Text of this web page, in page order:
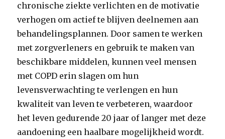
chronische ziekte verlichten en de motivatie
verhogen om actief te blijven deelnemen aan
behandelingsplannen. Door samen te werken
met zorgverleners en gebruik te maken van
beschikbare middelen, kunnen veel mensen
met COPD erin slagen om hun
levensverwachting te verlengen en hun
kwaliteit van leven te verbeteren, waardoor
het leven gedurende 20 jaar of langer met deze
aandoening een haalbare mogelijkheid wordt.